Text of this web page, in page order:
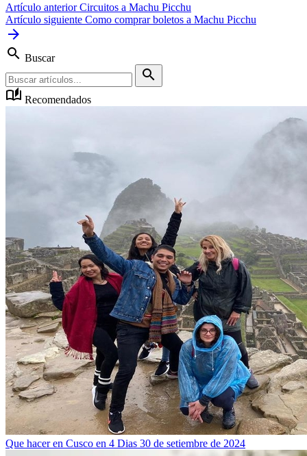
Artículo anterior Circuitos a Machu Picchu
Artículo siguiente Como comprar boletos a Machu Picchu
arrow_forward
search Buscar
search
auto_stories Recomendados
Que hacer en Cusco en 4 Dias 30 de setiembre de 2024